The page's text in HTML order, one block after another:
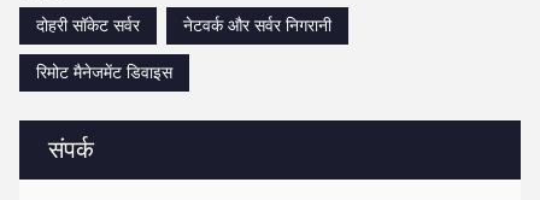
संपर्क
दोहरी सॉकेट सर्वर
नेटवर्क और सर्वर निगरानी
रिमोट मैनेजमेंट डिवाइस